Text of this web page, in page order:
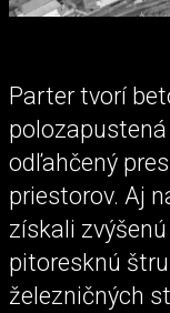
Parter tvorí
odľahčený
priestorov. Aj
získali
pitoresknú
železničných